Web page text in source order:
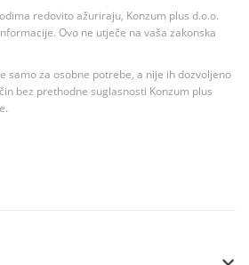
redovito ažuriraju, Konzum plus d.o.o.
Ovo ne utječe na vaša zakonska
samo za osobne potrebe, a nije ih dozvoljeno
bez prethodne suglasnosti Konzum plus